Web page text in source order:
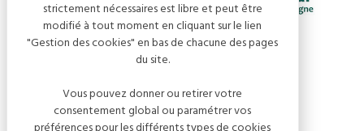
strictement nécessaires est libre et peut être
modifié à tout moment en cliquant sur le lien
"Gestion des cookies" en bas de chacune des pages
du site.
Vous pouvez donner ou retirer votre
consentement global ou paramétrer vos